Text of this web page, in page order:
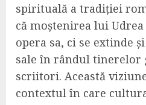
spirituală a tradiției
că moștenirea lui
opera sa, ci se extinde
sale în rândul tinerelor
scriitori. Această
contextul în care